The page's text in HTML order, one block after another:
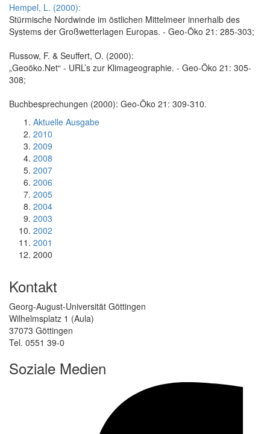
Hempel, L. (2000):
Stürmische Nordwinde im östlichen Mittelmeer innerhalb des
Systems der Großwetterlagen Europas. - Geo-Öko 21: 285-303;
Russow, F. & Seuffert, O. (2000):
„Geoöko.Net“ - URL’s zur Klimageographie. - Geo-Öko 21: 305-
308;
Buchbesprechungen (2000): Geo-Öko 21: 309-310.
Aktuelle Ausgabe
2010
2009
2008
2007
2006
2005
2004
2003
2002
2001
2000
Kontakt
Georg-August-Universität Göttingen
Wilhelmsplatz 1 (Aula)
37073 Göttingen
Tel. 0551 39-0
Soziale Medien